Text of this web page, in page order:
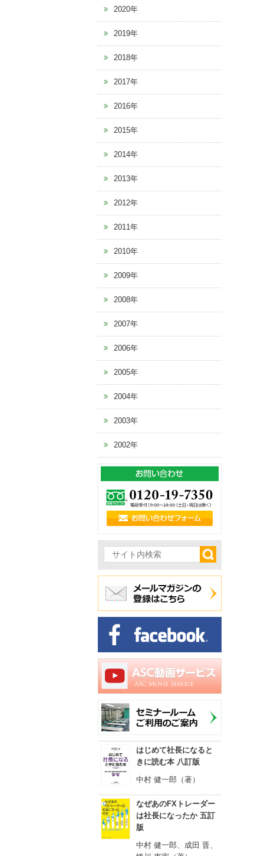
2020年
2019年
2018年
2017年
2016年
2015年
2014年
2013年
2012年
2011年
2010年
2009年
2008年
2007年
2006年
2005年
2004年
2003年
2002年
はじめて社長になると
きに読む本 八訂版
中村 健一郎（著）
なぜあのFXトレーダー
は社長になったか 五訂
版
中村 健一郎、成田 晋、